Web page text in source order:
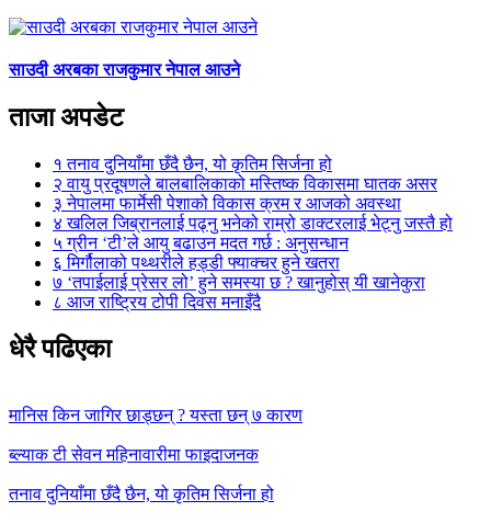
साउदी अरबका राजकुमार नेपाल आउने
ताजा अपडेट
१ तनाव दुनियाँमा छँदै छैन, यो कृतिम सिर्जना हो
२ वायु प्रदूषणले बालबालिकाको मस्तिष्क विकासमा घातक असर
३ नेपालमा फार्मेसी पेशाको विकास क्रम र आजको अवस्था
४ खलिल जिब्रानलाई पढ्नु भनेको राम्रो डाक्टरलाई भेट्नु जस्तै हो
५ग्रीन ‘टी’ले आयु बढाउन मदत गर्छ : अनुसन्धान
६ मिर्गौलाको पथ्थरीले हड्डी फ्याक्चर हुने खतरा
७ ‘तपाईलाई प्रेसर लो’ हुने समस्या छ ? खानुहोस् यी खानेकुरा
८ आज राष्ट्रिय टोपी दिवस मनाइँदै
धेरै पढिएका
मानिस किन जागिर छाड्छन् ? यस्ता छन् ७ कारण
ब्ल्याक टी सेवन महिनावारीमा फाइदाजनक
तनाव दुनियाँमा छँदै छैन, यो कृतिम सिर्जना हो